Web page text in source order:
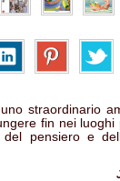
straordinario
fin nei luoghi
pensiero e